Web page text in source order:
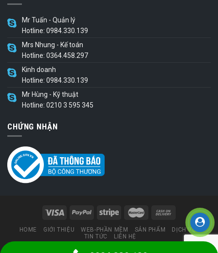
Mr Tuấn - Quản lý
Hotline: 0984.330.139
Mrs Nhung - Kế toán
Hotline: 0364.458.297
Kinh doanh
Hotline: 0984.330.139
Mr Hùng - Kỹ thuật
Hotline: 0210 3 595 345
CHỨNG NHẬN
HOME GIỚI THIỆU WEB-PHẦN MỀM SẢN PHẨM
DỊCH VỤ
TIN TỨC
LIÊN HỆ